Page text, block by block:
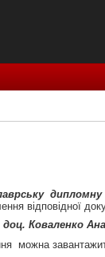
відповідної
Коваленко
можна